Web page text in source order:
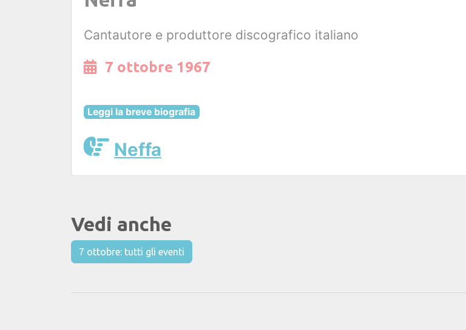
Cantautore e produttore discografico italiano
7 ottobre 1967
Leggi la breve biografia
Neffa
Vedi anche
7 ottobre: tutti gli eventi